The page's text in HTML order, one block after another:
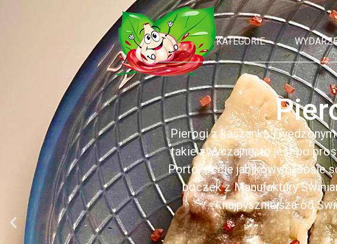
KATEGORIE
Pierogi z kaszanką i
takie zwyczajne, to jest po
Porto, occie jabłkowym, sosie
boczek z Manufaktury
najpyszniejsza od